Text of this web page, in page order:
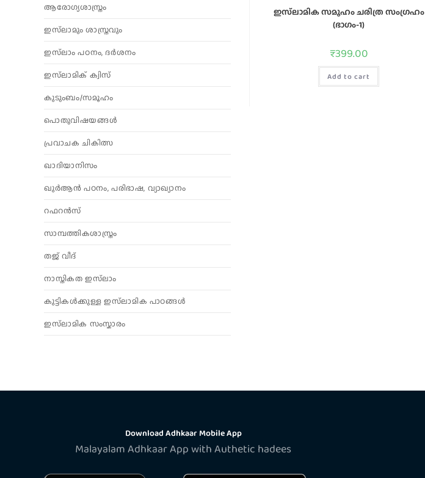
ഇസ്‌ലാമിക സമൂഹം ചരിത്ര സംഗ്രഹം
(ഭാഗം-1)
₹399.00
Add to cart
ആരോഗ്യശാസ്ത്രം
ഇസ്‌ലാമും ശാസ്ത്രവും
ഇസ്‌ലാം പഠനം, ദർശനം
ഇസ്‌ലാമിക് ക്വിസ്
കുടുംബം/സമൂഹം
പൊതുവിഷയങ്ങൾ
പ്രവാചക ചികിത്സ
ഖാദിയാനിസം
ഖുർആൻ പഠനം, പരിഭാഷ, വ്യാഖ്യാനം
റഫറൻസ്
സാമ്പത്തികശാസ്ത്രം
തജ് വീദ്
നാസ്തികത ഇസ്‌ലാം
കുട്ടികൾക്കുള്ള ഇസ്‌ലാമിക പാഠങ്ങൾ
ഇസ്‌ലാമിക സംസ്കാരം
Download Adhkaar Mobile App
Malayalam Adhkaar App with Authetic hadees